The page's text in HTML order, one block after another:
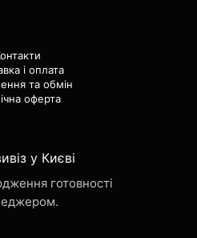
і оплата
та обмін
оферта
у Києві
готовності